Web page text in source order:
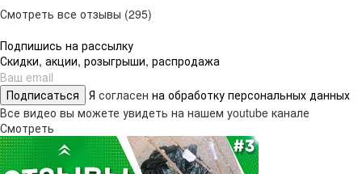
Смотреть все отзывы (295)
Подпишись на рассылку
Скидки, акции, розыгрыши, распродажа
Подписаться Я согласен на обработку персональных данных
Все видео вы можете увидеть на нашем youtube канале
Смотреть